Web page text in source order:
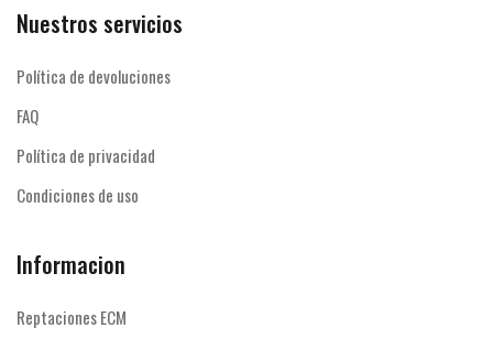
Nuestros servicios
Política de devoluciones
FAQ
Política de privacidad
Condiciones de uso
Informacion
Reptaciones ECM